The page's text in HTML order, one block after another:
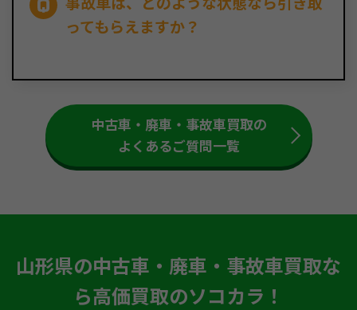
ってもらえますか？
中古車・廃車・事故車買取の
よくあるご質問一覧
山形県の中古車・廃車・事故車買取な
ら高価買取のソコカラ！